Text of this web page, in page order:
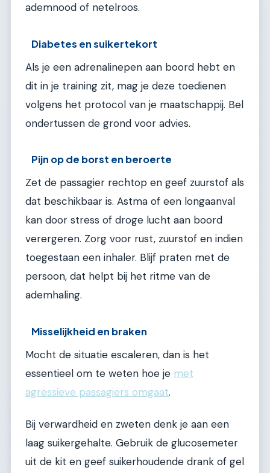
ademnood of netelroos.
Diabetes en suikertekort
Als je een adrenalinepen aan boord hebt en
dit in je training zit, mag je deze toedienen
volgens het protocol van je maatschappij. Bel
ondertussen de grond voor advies.
Pijn op de borst en beroerte
Zet de passagier rechtop en geef zuurstof als
dat beschikbaar is. Astma of een longaanval
kan door stress of droge lucht aan boord
verergeren. Zorg voor rust, zuurstof en indien
toegestaan een inhaler. Blijf praten met de
persoon, dat helpt bij het ritme van de
ademhaling.
Misselijkheid en braken
Mocht de situatie escaleren, dan is het
essentieel om te weten hoe je met
agressieve passagiers omgaat.
Bij verwardheid en zweten denk je aan een
laag suikergehalte. Gebruik de glucosemeter
uit de kit en geef suikerhoudende drank of gel